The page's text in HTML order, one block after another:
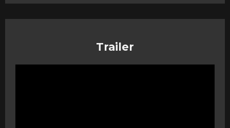
Trailer